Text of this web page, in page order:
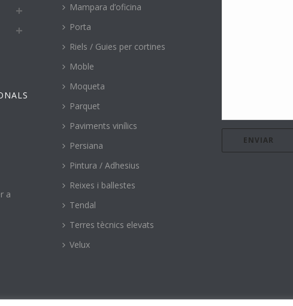
a
Mampara d’oficina
Porta
Riels / Guies per cortines
Moble
Moqueta
Parquet
Paviments vinílics
Persiana
Pintura / Adhesius
Reixes i ballestes
Tendal
Terres tècnics elevats
Velux